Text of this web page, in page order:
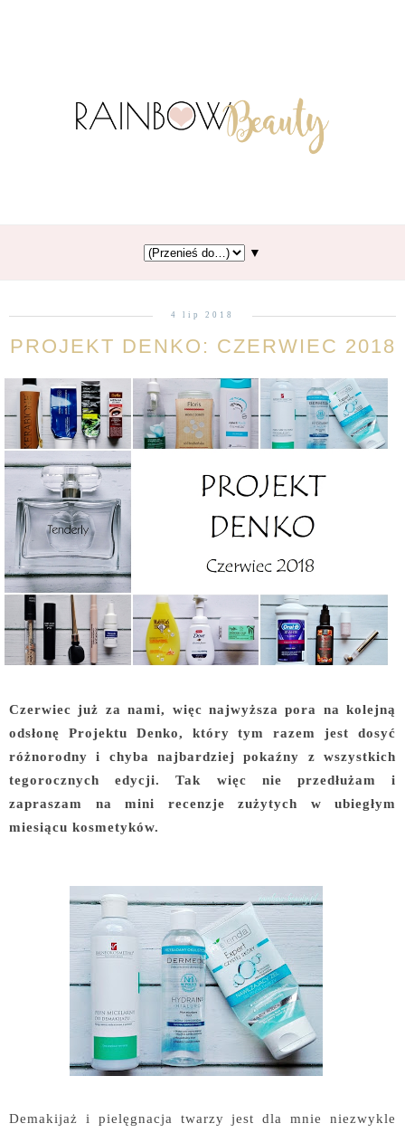
▼
4 lip 2018
PROJEKT DENKO: CZERWIEC 2018
Czerwiec już za nami, więc najwyższa pora na kolejną
odsłonę Projektu Denko, który tym razem jest dosyć
różnorodny i chyba najbardziej pokaźny z wszystkich
tegorocznych edycji. Tak więc nie przedłużam i
zapraszam na mini recenzje zużytych w ubiegłym
miesiącu kosmetyków.
Demakijaż i pielęgnacja twarzy jest dla mnie niezwykle